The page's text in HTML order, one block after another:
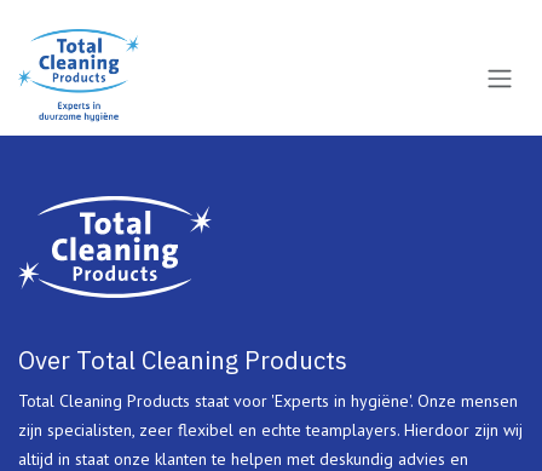
Over Total Cleaning Products
Total Cleaning Products staat voor 'Experts in hygiëne'. Onze mensen
zijn specialisten, zeer flexibel en echte teamplayers. Hierdoor zijn wij
altijd in staat onze klanten te helpen met deskundig advies en